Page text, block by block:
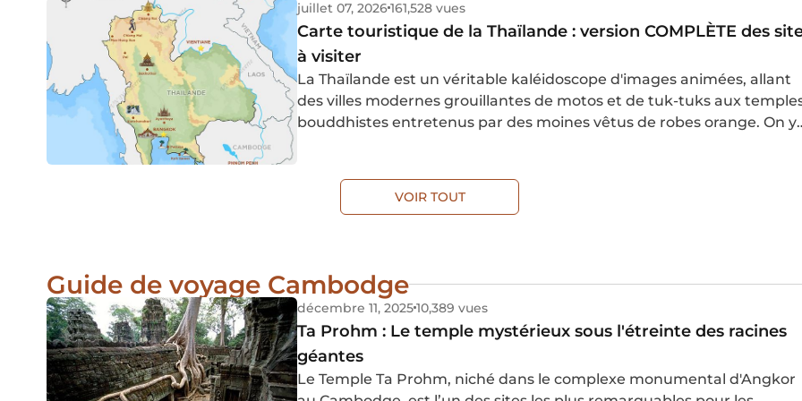
juillet 07, 2026161,528 vues
Carte touristique de la Thaïlande : version COMPLÈTE des
à visiter
La Thaïlande est un véritable kaléidoscope d'images animées, allant
des villes modernes grouillantes de motos et de tuk-tuks aux
bouddhistes entretenus par des moines vêtus de robes orange. On y
ruines antiques et des côtes magnifiques bordées de plages et de
lagons bleus étincelants.
VOIR TOUT
Guide de voyage Cambodge
décembre 11, 202510,389 vues
Ta Prohm : Le temple mystérieux sous l'étreinte des racines
géantes
Le Temple Ta Prohm, niché dans le complexe monumental d'Angkor